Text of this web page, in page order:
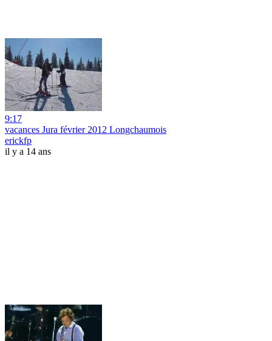
9:17
vacances Jura février 2012 Longchaumois
erickfp
il y a 14 ans